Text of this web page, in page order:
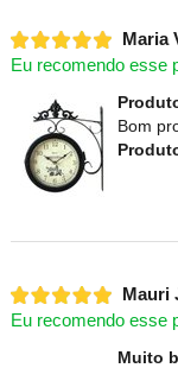
Maria
Eu recomendo esse
Bom
Mauri
Eu recomendo esse
Muito